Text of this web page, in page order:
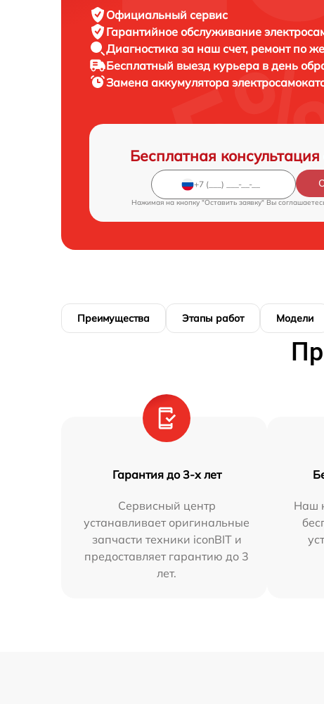
Официальный сервис
Гарантийное обслуживание
Диагностика за наш счет, ремонт по
Бесплатный выезд курьера в день
Замена аккумулятора
Бесплатная
Нажимая на кнопку "Оставить заявку" Вы
Преимущества Этапы работ Модели
Гарантия до 3-х лет
Сервисный центр
устанавливает оригинальные
запчасти техники iconBIT и
предоставляет гарантию до 3
лет.
Наш